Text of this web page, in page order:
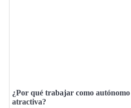
¿Por qué trabajar como autónomo
atractiva?